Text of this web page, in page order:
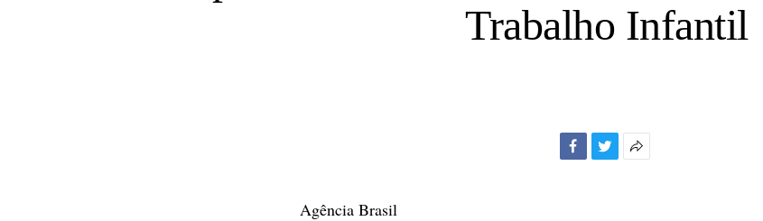
Trabalho Infantil
Agência Brasil